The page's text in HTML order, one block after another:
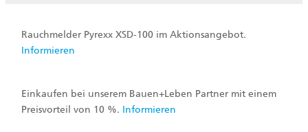
Rauchmelder Pyrexx XSD-100 im Aktionsangebot.
Informieren
Einkaufen bei unserem Bauen+Leben Partner mit einem
Preisvorteil von 10 %. Informieren